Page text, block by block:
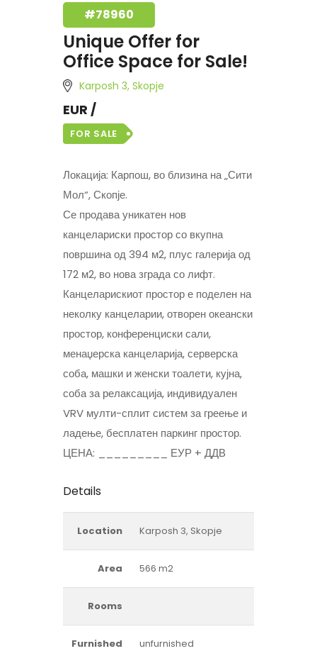
#78960
Unique Offer for
Office Space for Sale!
Karposh 3, Skopje
EUR /
FOR SALE
Локација: Карпош, во близина на „Сити
Мол“, Скопје.
Се продава уникатен нов
канцелариски простор со вкупна
површина од 394 м2, плус галерија од
172 м2, во нова зграда со лифт.
Канцеларискиот простор е поделен на
неколку канцеларии, отворен океански
простор, конференциски сали,
менаџерска канцеларија, серверска
соба, машки и женски тоалети, кујна,
соба за релаксација, индивидуален
VRV мулти-сплит систем за греење и
ладење, бесплатен паркинг простор.
ЦЕНА: _________ ЕУР + ДДВ
Details
Location Karposh 3, Skopje
Area 566 m2
Rooms
Furnished unfurnished